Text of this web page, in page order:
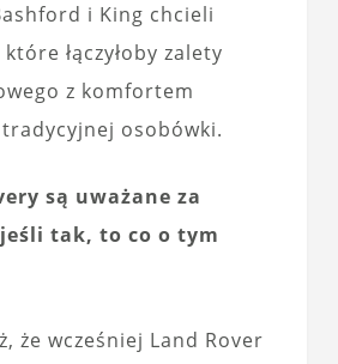
i King chcieli
łączyłoby zalety
z komfortem
osobówki.
są uważane za
tak, to co o tym
że wcześniej Land Rover